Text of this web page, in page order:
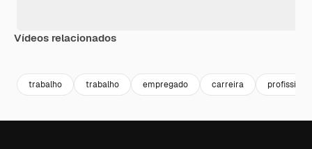
Vídeos relacionados
trabalho trabalho empregado carreira profissional